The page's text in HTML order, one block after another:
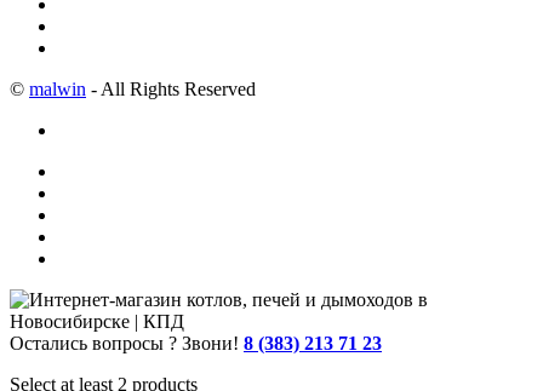
© malwin - All Rights Reserved
Остались вопросы ? Звони! 8 (383) 213 71 23
Select at least 2 products